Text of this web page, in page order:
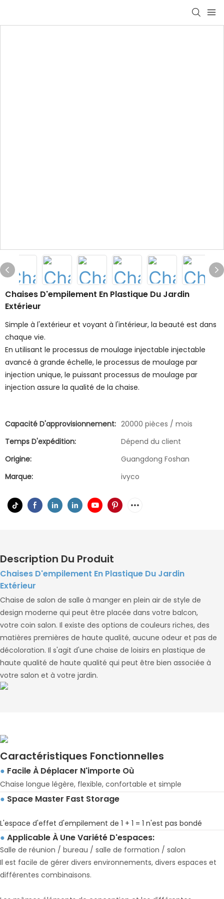
Chaises D'empilement En Plastique Du Jardin
Extérieur
Simple à l'extérieur et voyant à l'intérieur, la beauté est dans
chaque vie.
En utilisant le processus de moulage injectable injectable
avancé à grande échelle, le processus de moulage par
injection unique, le puissant processus de moulage par
injection assure la qualité de la chaise.
Capacité D'approvisionnement: 20000 pièces / mois
Temps D'expédition:
Dépend du client
Origine:
Guangdong Foshan
Marque:
ivyco
Description Du Produit
Chaises D'empilement En Plastique Du Jardin
Extérieur
Chaise de salon de salle à manger en plein air de style de
design moderne qui peut être placée dans votre balcon,
votre coin salon. Il existe des options de couleurs riches, des
matières premières de haute qualité, aucune odeur et pas de
décoloration. Il s'agit d'une chaise de loisirs en plastique de
haute qualité de haute qualité qui peut être bien associée à
votre salon et à votre jardin.
Caractéristiques Fonctionnelles
● Facile À Déplacer N'importe Où
Chaise longue légère, flexible, confortable et simple
● Space Master Fast Storage
L'espace d'effet d'empilement de 1 + 1 = 1 n'est pas bondé
● Applicable À Une Variété D'espaces:
Salle de réunion / bureau / salle de formation / salon
Il est facile de gérer divers environnements, divers espaces et
différentes combinaisons.